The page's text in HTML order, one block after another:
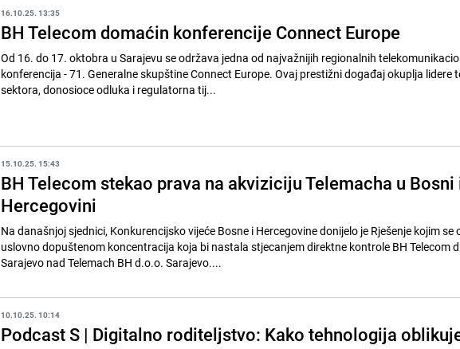
16.10.25. 13:35
BH Telecom domaćin konferencije Connect Europe
Od 16. do 17. oktobra u Sarajevu se održava jedna od najvažnijih regionalnih
konferencija - 71. Generalne skupštine Connect Europe. Ovaj prestižni događaj okuplja lidere
sektora, donosioce odluka i regulatorna tij...
15.10.25. 15:43
BH Telecom stekao prava na akviziciju Telemacha u Bosni
Hercegovini
Na današnjoj sjednici, Konkurencijsko vijeće Bosne i Hercegovine donijelo je Rješenje kojim se
uslovno dopuštenom koncentracija koja bi nastala stjecanjem direktne kontrole BH Telecom
Sarajevo nad Telemach BH d.o.o. Sarajevo....
10.10.25. 10:14
Podcast S | Digitalno roditeljstvo: Kako tehnologija